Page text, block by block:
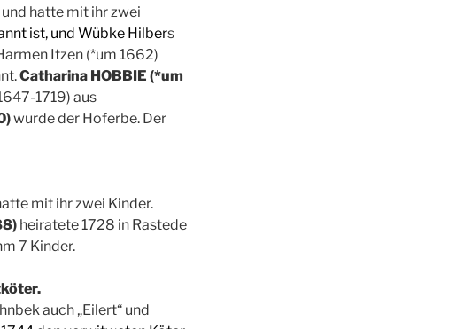
hatte mit ihr zwei
ist, und Wübke Hilbers
Itzen (*um 1662)
Catharina HOBBIE (*um
1719) aus
wurde der Hoferbe. Der
mit ihr zwei Kinder.
heiratete 1728 in Rastede
7 Kinder.
auch „Eilert“ und